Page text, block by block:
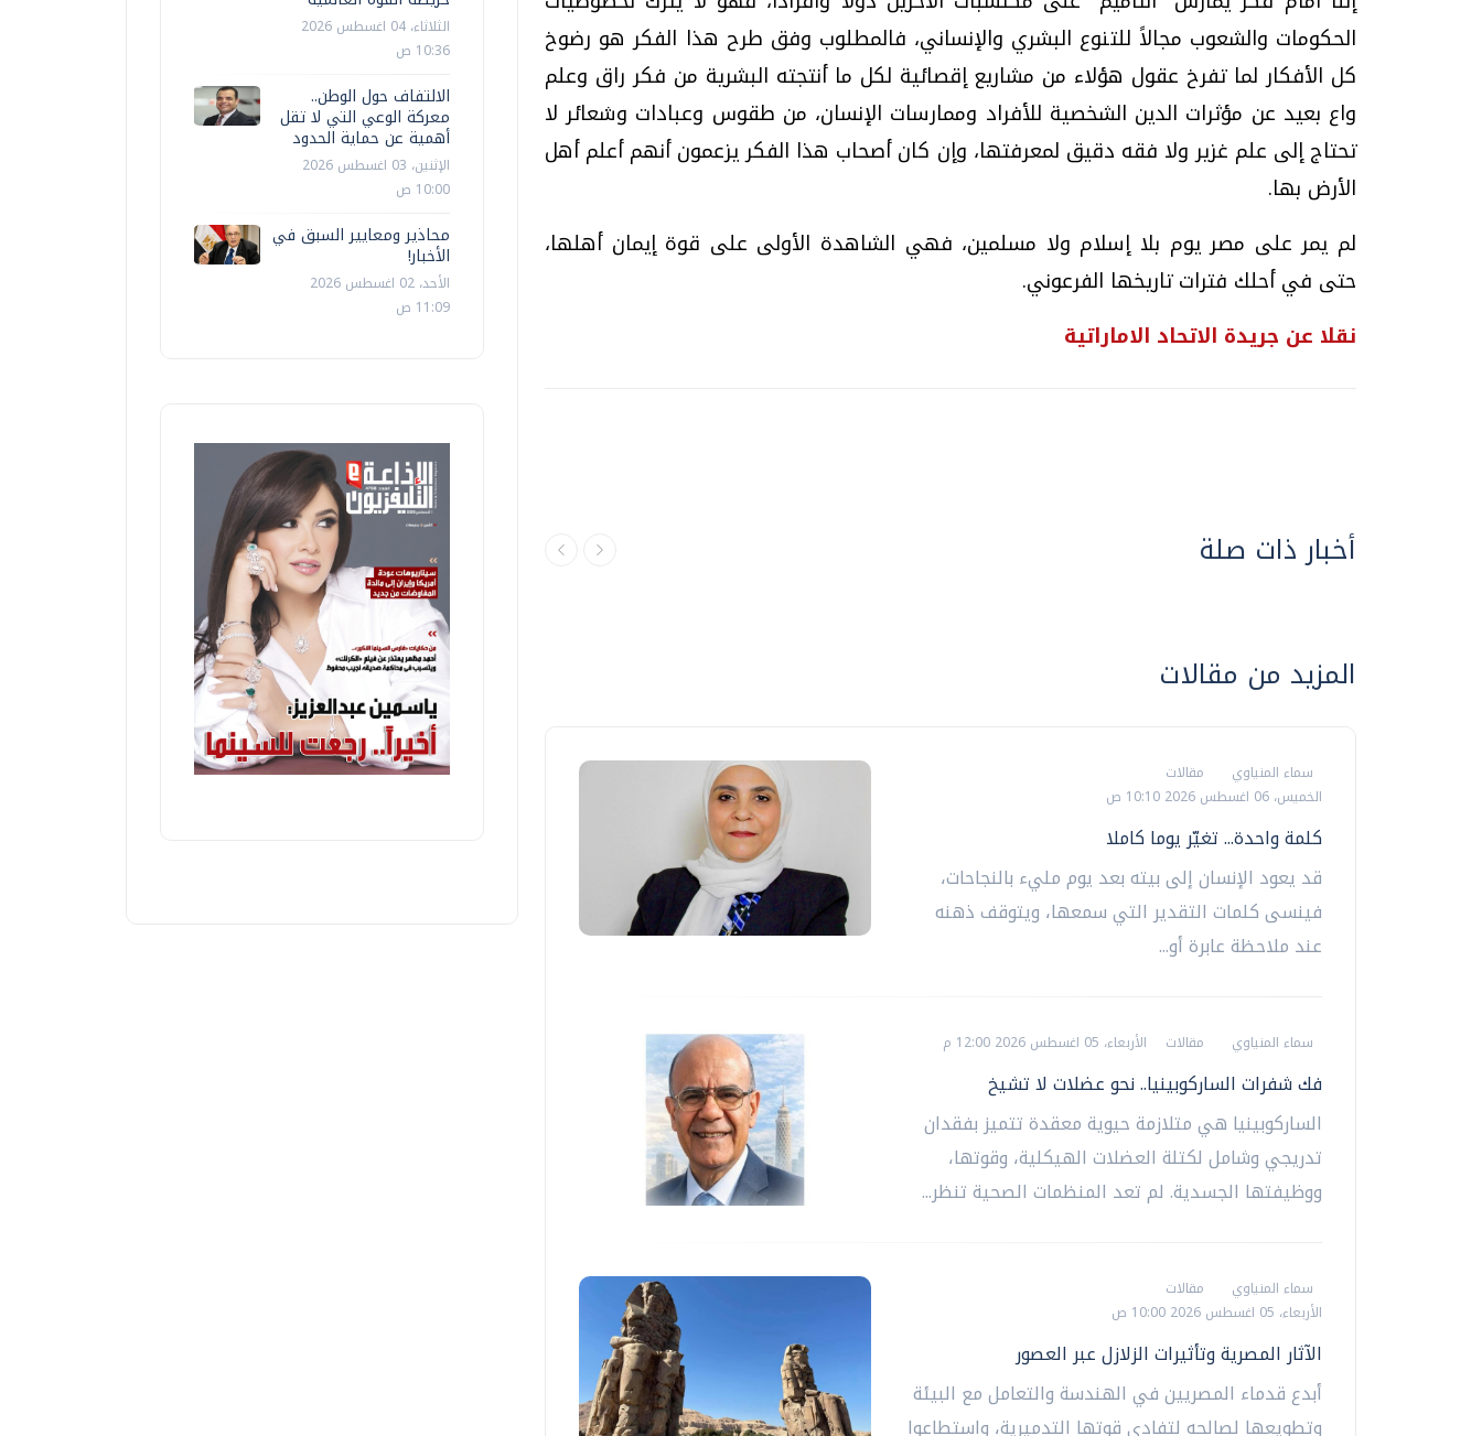
الحكومات والشعوب مجالاً للتنوع البشري والإنساني، فالمطلوب وفق طرح هذا الفكر هو رضوخ
كل الأفكار لما تفرخ عقول هؤلاء من مشاريع إقصائية لكل ما أنتجته البشرية من فكر راق وعلم
واع بعيد عن مؤثرات الدين الشخصية للأفراد وممارسات الإنسان، من طقوس وعبادات وشعائر لا
تحتاج إلى علم غزير ولا فقه دقيق لمعرفتها، وإن كان أصحاب هذا الفكر يزعمون أنهم أعلم أهل
الأرض بها.
لم يمر على مصر يوم بلا إسلام ولا مسلمين، فهي الشاهدة الأولى على قوة إيمان أهلها،
حتى في أحلك فترات تاريخها الفرعوني.
نقلا عن جريدة الاتحاد الاماراتية
أخبار ذات صلة
المزيد من مقالات
سماء المنياوي
مقالات
الخميس، 06 اغسطس 2026 10:10 ص
كلمة واحدة... تغيّر يوما كاملا
قد يعود الإنسان إلى بيته بعد يوم مليء بالنجاحات،
فينسى كلمات التقدير التي سمعها، ويتوقف ذهنه
عند ملاحظة عابرة أو...
سماء المنياوي مقالات الأربعاء، 05 اغسطس 2026 12:00 م
فك شفرات الساركوبينيا.. نحو عضلات لا تشيخ
الساركوبينيا هي متلازمة حيوية معقدة تتميز بفقدان
تدريجي وشامل لكتلة العضلات الهيكلية، وقوتها،
ووظيفتها الجسدية. لم تعد المنظمات الصحية تنظر...
سماء المنياوي
مقالات
الأربعاء، 05 اغسطس 2026 10:00 ص
الآثار المصرية وتأثيرات الزلازل عبر العصور
أبدع قدماء المصريين في الهندسة والتعامل مع البيئة
وتطويعها لصالحه لتفادي قوتها التدميرية، واستطاعوا
الثلاثاء، 04 اغسطس 2026
10:36 ص
الالتفاف حول الوطن..
معركة الوعي التي لا تقل
أهمية عن حماية الحدود
الإثنين، 03 اغسطس 2026
10:00 ص
محاذير ومعايير السبق في
الأخبار!
الأحد، 02 اغسطس 2026
11:09 ص